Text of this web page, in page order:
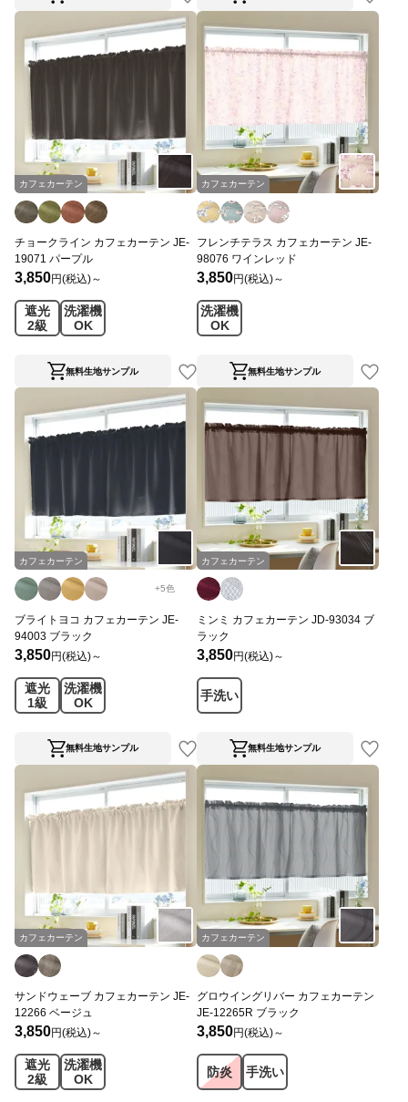
カフェカーテン
チョークライン カフェカーテン JE-
19071 パープル
3,850円(税込)～
遮光
2級
洗濯機
OK
無料生地サンプル
カフェカーテン
フレンチテラス カフェカーテン JE-
98076 ワインレッド
3,850円(税込)～
洗濯機
OK
無料生地サンプル
カフェカーテン
+5色
ブライトヨコ カフェカーテン JE-
94003 ブラック
3,850円(税込)～
遮光
1級
洗濯機
OK
無料生地サンプル
カフェカーテン
ミンミ カフェカーテン JD-93034 ブ
ラック
3,850円(税込)～
手洗い
無料生地サンプル
カフェカーテン
サンドウェーブ カフェカーテン JE-
12266 ベージュ
3,850円(税込)～
遮光
2級
洗濯機
OK
カフェカーテン
グロウイングリバー カフェカーテン
JE-12265R ブラック
3,850円(税込)～
防炎 手洗い